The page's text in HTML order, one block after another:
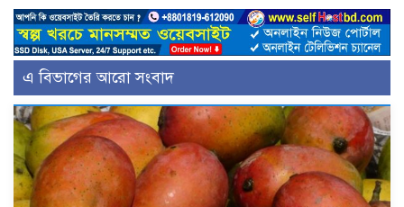
এ বিভাগের আরো সংবাদ